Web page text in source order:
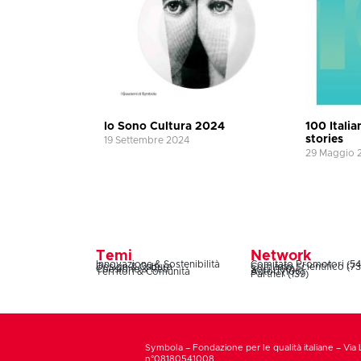
Io Sono Cultura 2024
19 Settembre 2024
100
stories
29 Maggio
Temi
Innovazione & Sostenibilità
Design & Cultura
Coesione & Reti
Territori & Comunità
Network
Comitato Promotori
Comitato Scientifico
Soci (160)
Autori (106)
Partner (139)
Symbola – Fondazione per le qualità italiane – Via
n°08180541008